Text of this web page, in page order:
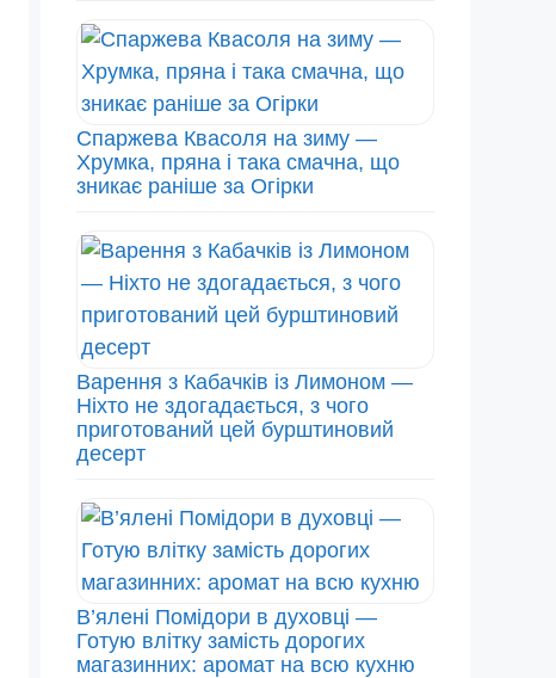
Спаржева Квасоля на зиму —
Хрумка, пряна і така смачна, що
зникає раніше за Огірки
Варення з Кабачків із Лимоном —
Ніхто не здогадається, з чого
приготований цей бурштиновий
десерт
В’ялені Помідори в духовці —
Готую влітку замість дорогих
магазинних: аромат на всю кухню